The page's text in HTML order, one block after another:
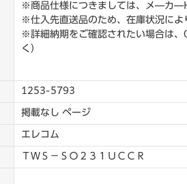
※商品仕様につきましては、メ―カ
※仕入先直送品のため、在庫状況に
※詳細納期をご確認されたい場合は
く）
1253-5793
掲載なし ページ
エレコム
ＴＷＳ－ＳＯ２３１ＵＣＣＲ